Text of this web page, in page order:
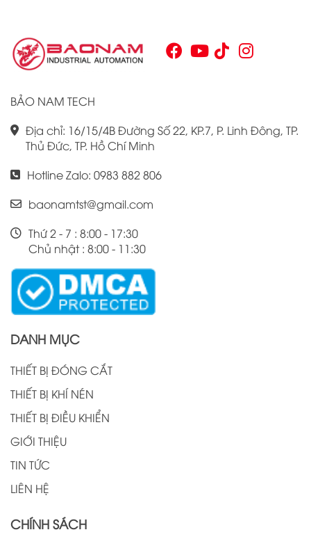
Chính vì vậy, việc nắm vững những thông tin cơ bản về PLC
Omron CJ1W là điều cần thiết cho bất kỳ ai muốn cải thiện
hiệu suất công việc của mình.
BẢO NAM TECH
Địa chỉ: 16/15/4B Đường Số 22, KP.7, P. Linh Đông, TP.
Thủ Đức, TP. Hồ Chí Minh
Hotline Zalo: 0983 882 806
baonamtst@gmail.com
Thứ 2 - 7 : 8:00 - 17:30
Chủ nhật : 8:00 - 11:30
DANH MỤC
THIẾT BỊ ĐÓNG CẮT
THIẾT BỊ KHÍ NÉN
THIẾT BỊ ĐIỀU KHIỂN
GIỚI THIỆU
TIN TỨC
LIÊN HỆ
CHÍNH SÁCH